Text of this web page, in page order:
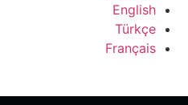
English
Türkçe
Français